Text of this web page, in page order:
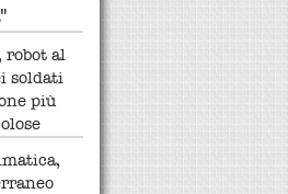
robot al
soldati
più